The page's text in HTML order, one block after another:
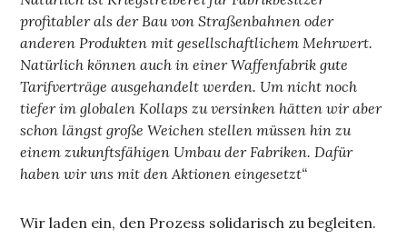
profitabler als der Bau von Straßenbahnen oder
anderen Produkten mit gesellschaftlichem Mehrwert.
Natürlich können auch in einer Waffenfabrik gute
Tarifverträge ausgehandelt werden. Um nicht noch
tiefer im globalen Kollaps zu versinken hätten wir aber
schon längst große Weichen stellen müssen hin zu
einem zukunftsfähigen Umbau der Fabriken. Dafür
haben wir uns mit den Aktionen eingesetzt“
Wir laden ein, den Prozess solidarisch zu begleiten.